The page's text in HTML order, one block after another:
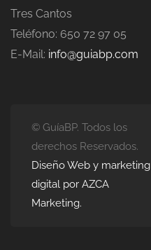
Tres Cantos
Teléfono: 650 72 97 05
E-Mail: info@guiabp.com
© GuíaBP. Todos los
derechos Reservados.
Diseño Web y marketing
digital por AZCA
Marketing.